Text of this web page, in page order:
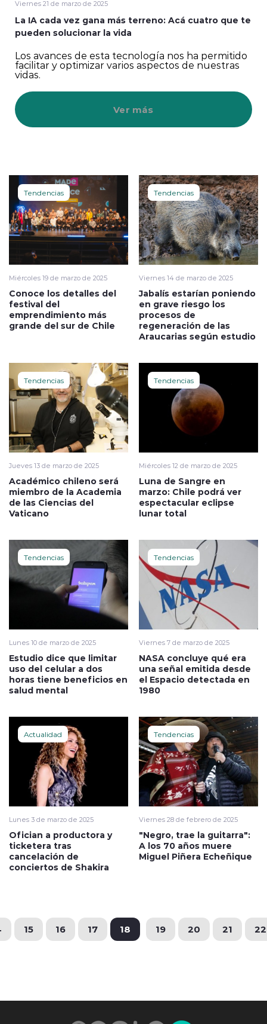
Viernes 21 de marzo de 2025
La IA cada vez gana más terreno: Acá cuatro que te
pueden solucionar la vida
Los avances de esta tecnología nos ha permitido
facilitar y optimizar varios aspectos de nuestras
vidas.
Ver más
Tendencias
Miércoles 19 de marzo de 2025
Conoce los detalles del
festival del
emprendimiento más
grande del sur de Chile
Tendencias
Viernes 14 de marzo de 2025
Jabalís estarían poniendo
en grave riesgo los
procesos de
regeneración de las
Araucarias según estudio
Tendencias
Jueves 13 de marzo de 2025
Académico chileno será
miembro de la Academia
de las Ciencias del
Vaticano
Tendencias
Miércoles 12 de marzo de 2025
Luna de Sangre en
marzo: Chile podrá ver
espectacular eclipse
lunar total
Tendencias
Lunes 10 de marzo de 2025
Estudio dice que limitar
uso del celular a dos
horas tiene beneficios en
salud mental
Tendencias
Viernes 7 de marzo de 2025
NASA concluye qué era
una señal emitida desde
el Espacio detectada en
1980
Actualidad
Lunes 3 de marzo de 2025
Ofician a productora y
ticketera tras
cancelación de
conciertos de Shakira
Tendencias
Viernes 28 de febrero de 2025
"Negro, trae la guitarra":
A los 70 años muere
Miguel Piñera Echeñique
15 16 17 18 19 20 21 22